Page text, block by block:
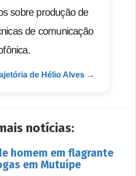
sobre produção de
de comunicação
de Hélio Alves →
notícias:
homem em flagrante
em Mutuípe